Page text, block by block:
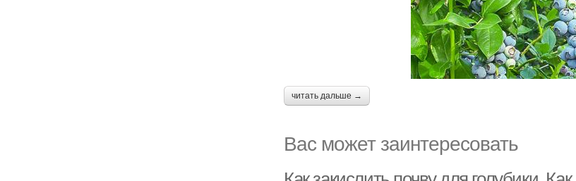
читать дальше →
Вас может заинтересовать